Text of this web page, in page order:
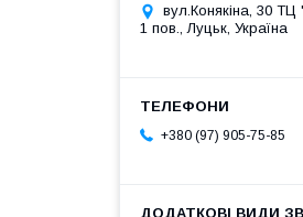
вул.Конякіна, 30
1 пов., Луцьк, Україна
+380 (97) 905-75-85